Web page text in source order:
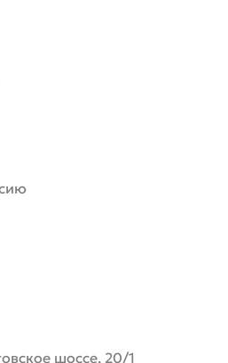
шоссе, 20/1